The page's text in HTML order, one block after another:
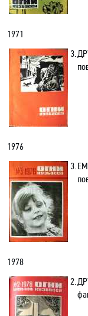
1971
3.
1976
3.
1978
2.